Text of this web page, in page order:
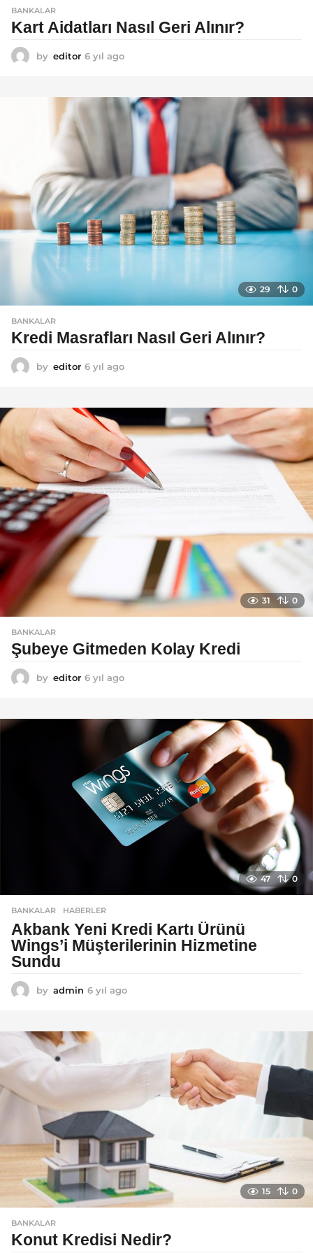
BANKALAR
Kart Aidatları Nasıl Geri Alınır?
by editor 6 yıl ago
l
a
29 0
BANKALAR
Kredi Masrafları Nasıl Geri Alınır?
by editor 6 yıl ago
l
g
o
31 0
BANKALAR
Şubeye Gitmeden Kolay Kredi
by editor 6 yıl ago
l
a
g
o
47 0
BANKALAR ,HABERLER
Akbank Yeni Kredi Kartı Ürünü
Wings’i Müşterilerinin Hizmetine
Sundu
by admin 6 yıl ago
15 0
BANKALAR
Konut Kredisi Nedir?